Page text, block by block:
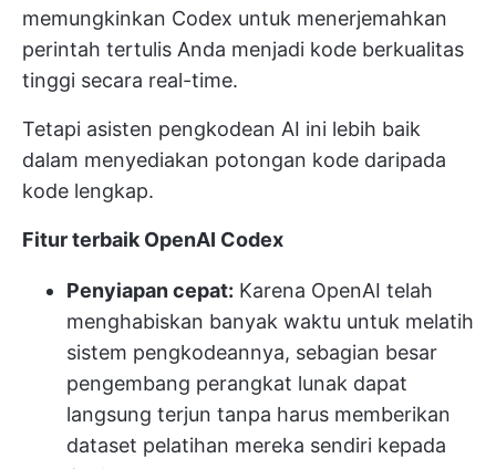
memungkinkan Codex untuk menerjemahkan
perintah tertulis Anda menjadi kode berkualitas
tinggi secara real-time.
Tetapi asisten pengkodean AI ini lebih baik
dalam menyediakan potongan kode daripada
kode lengkap.
Fitur terbaik OpenAI Codex
Penyiapan cepat: Karena OpenAI telah
menghabiskan banyak waktu untuk melatih
sistem pengkodeannya, sebagian besar
pengembang perangkat lunak dapat
langsung terjun tanpa harus memberikan
dataset pelatihan mereka sendiri kepada